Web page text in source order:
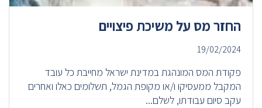
החזר מס על משיכת פיצויים
19/02/2024
פקודת המס המונהגת במדינת ישראל מחייבת כל עובד
המקבל ממעסיקו ו/או מקופת הגמל, תשלומים כאלו ואחרים
עקב סיום עבודתו, לשלם...